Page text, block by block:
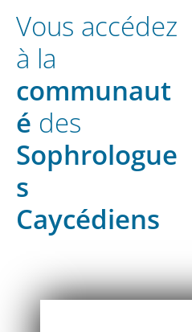
Vous accédez
à la
communaut
é des
Sophrologue
s
Caycédiens